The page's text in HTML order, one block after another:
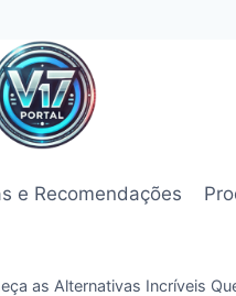
e Recomendações
as Alternativas Incríveis